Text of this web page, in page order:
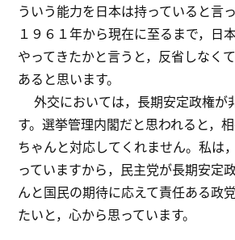
ういう能力を日本は持っていると言
１９６１年から現在に至るまで，日
やってきたかと言うと，反省しなく
あると思います。
外交においては，長期安定政権が
す。選挙管理内閣だと思われると，相
ちゃんと対応してくれません。私は
っていますから，民主党が長期安定
んと国民の期待に応えて責任ある政
たいと，心から思っています。